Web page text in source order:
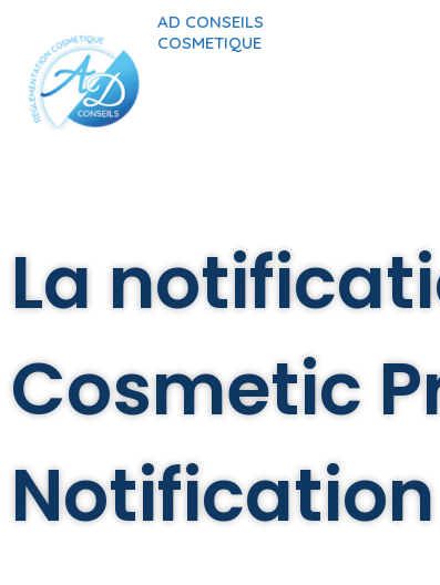
AD CONSEILS
COSMETIQUE
La
Cosmetic